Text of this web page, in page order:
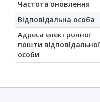
Частота оновлення
Відповідальна особа
Адреса електронної
пошти відповідальної
особи